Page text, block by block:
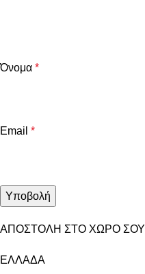
Όνομα *
Email *
ΑΠΟΣΤΟΛΗ ΣΤΟ ΧΩΡΟ ΣΟΥ
ΕΛΛΑΔΑ